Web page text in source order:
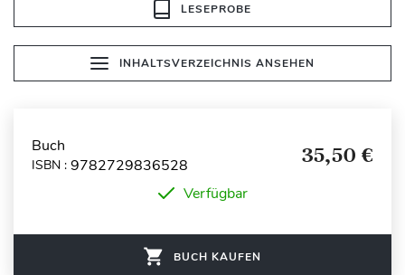
LESEPROBE
INHALTSVERZEICHNIS ANSEHEN
Buch
ISBN : 9782729836528 35,50 €
Verfügbar
BUCH KAUFEN